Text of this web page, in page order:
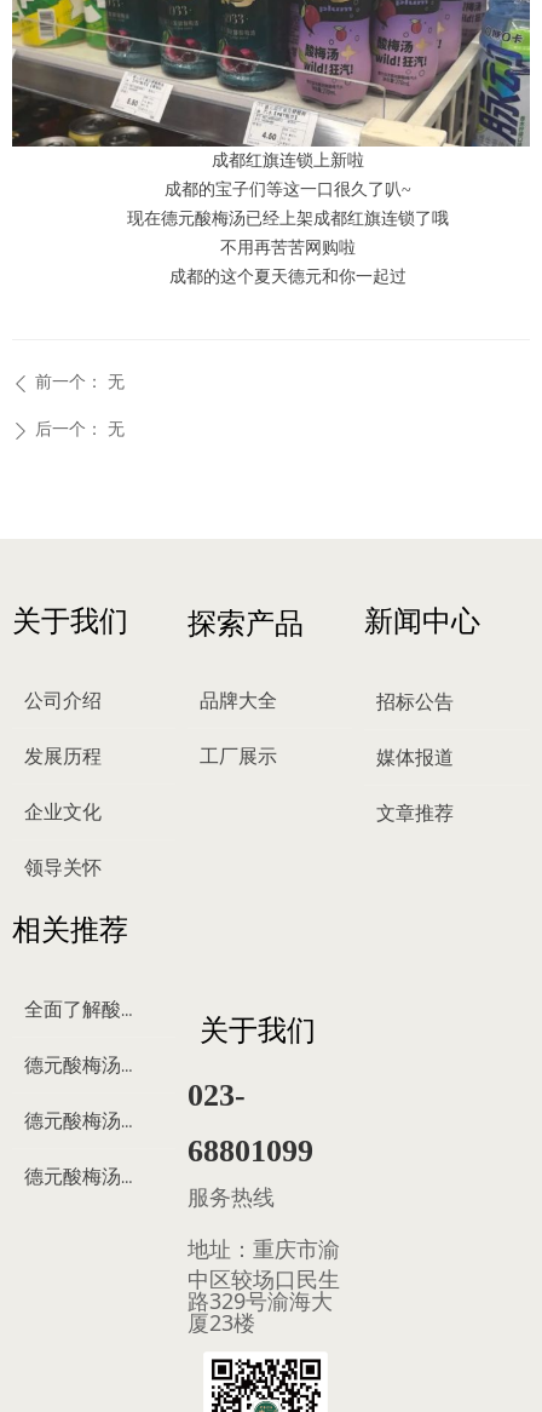
成都红旗连锁上新啦
成都的宝子们等这一口很久了叭~
现在德元酸梅汤已经上架成都红旗连锁了哦
不用再苦苦网购啦
成都的这个夏天德元和你一起过
ꄴ 前一个： 无
ꄲ 后一个： 无
关于我们
公司介绍
发展历程
企业文化
领导关怀
探索产品
品牌大全
工厂展示
招标公告
媒体报道
文章推荐
新闻中心
关于我们
023-
68801099
服务热线
地址： 重庆市渝
中区较场口民生
路329号渝海大
厦23楼
相关推荐
全面了解酸梅汤
德元酸梅汤来历
德元酸梅汤制作过程
德元酸梅汤多少钱